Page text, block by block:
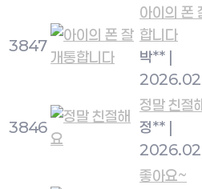
3847
아이의 폰
합니다
박**
3846
정말 친절
정**
좋아요~